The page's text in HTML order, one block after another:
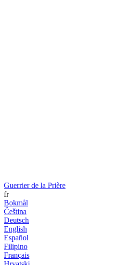
Guerrier de la Prière
fr
Bokmål
Čeština
Deutsch
English
Español
Filipino
Français